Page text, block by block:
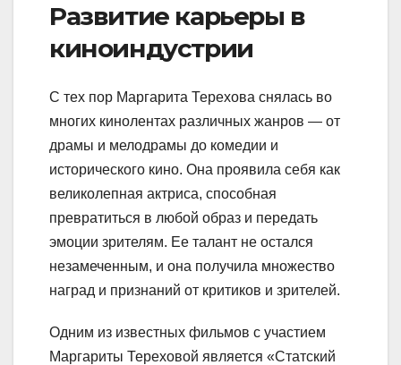
Развитие карьеры в
киноиндустрии
С тех пор Маргарита Терехова снялась во
многих кинолентах различных жанров — от
драмы и мелодрамы до комедии и
исторического кино. Она проявила себя как
великолепная актриса, способная
превратиться в любой образ и передать
эмоции зрителям. Ее талант не остался
незамеченным, и она получила множество
наград и признаний от критиков и зрителей.
Одним из известных фильмов с участием
Маргариты Тереховой является «Статский